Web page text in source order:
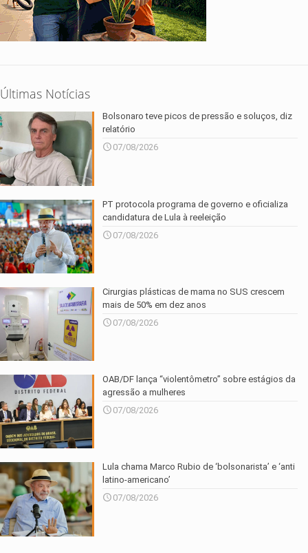
Últimas Notícias
Bolsonaro teve picos de pressão e soluços, diz
relatório
07/08/2026
PT protocola programa de governo e oficializa
candidatura de Lula à reeleição
07/08/2026
Cirurgias plásticas de mama no SUS crescem
mais de 50% em dez anos
07/08/2026
OAB/DF lança “violentômetro” sobre estágios da
agressão a mulheres
07/08/2026
Lula chama Marco Rubio de ‘bolsonarista’ e ‘anti
latino-americano’
07/08/2026